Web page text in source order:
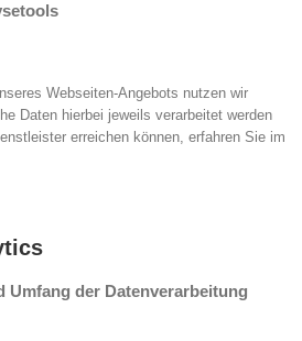
Webseiten-Angebots nutzen wir
Daten hierbei jeweils verarbeitet werden
erreichen können, erfahren Sie im
Umfang der Datenverarbeitung